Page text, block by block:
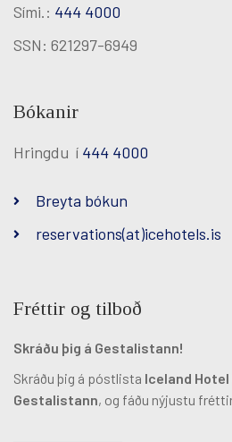
Sími.: 444 4000
SSN: 621297-6949
Bókanir
Hringdu í 444 4000
Breyta bókun
reservations(at)icehotels.is
Fréttir og tilboð
Skráðu þig á Gestalistann!
Skráðu þig á póstlista Iceland
Gestalistann, og fáðu nýjustu